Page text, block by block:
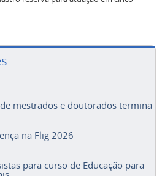
mestrados e doutorados termina
na Flig 2026
para curso de Educação para